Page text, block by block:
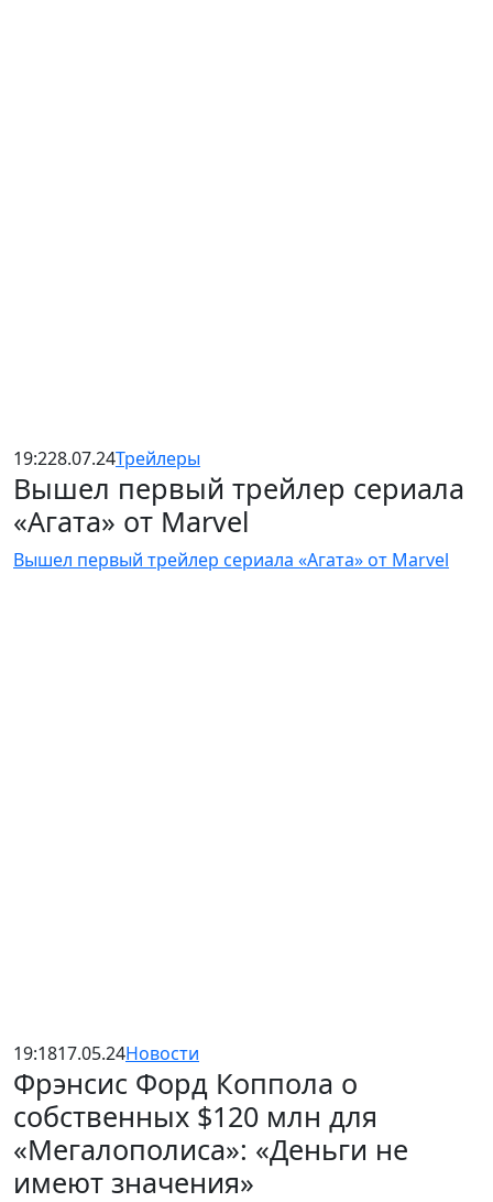
19:228.07.24Трейлеры
Вышел первый трейлер сериала
«Агата» от Marvel
Вышел первый трейлер сериала «Агата» от Marvel
19:1817.05.24Новости
Фрэнсис Форд Коппола о
собственных $120 млн для
«Мегалополиса»: «Деньги не
имеют значения»